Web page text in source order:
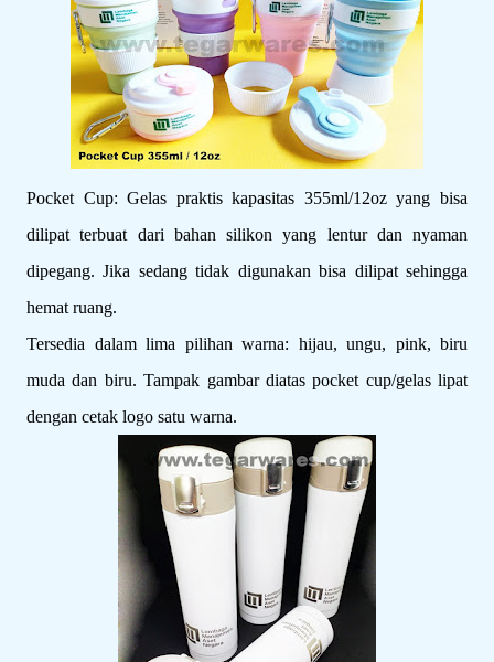
Pocket Cup: Gelas praktis kapasitas 355ml/12oz yang bisa
dilipat terbuat dari bahan silikon yang lentur dan nyaman
dipegang. Jika sedang tidak digunakan bisa dilipat sehingga
hemat ruang.
Tersedia dalam lima pilihan warna: hijau, ungu, pink, biru
muda dan biru. Tampak gambar diatas pocket cup/gelas lipat
dengan cetak logo satu warna.